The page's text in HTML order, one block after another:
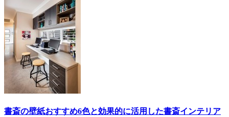
書斎の壁紙おすすめ6色と効果的に活用した書斎インテリア